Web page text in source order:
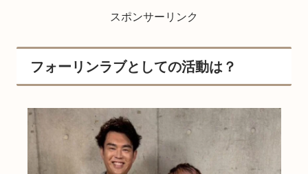
スポンサーリンク
フォーリンラブとしての活動は？